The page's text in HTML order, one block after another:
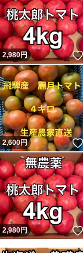
2,980円
2,600円
2,980円